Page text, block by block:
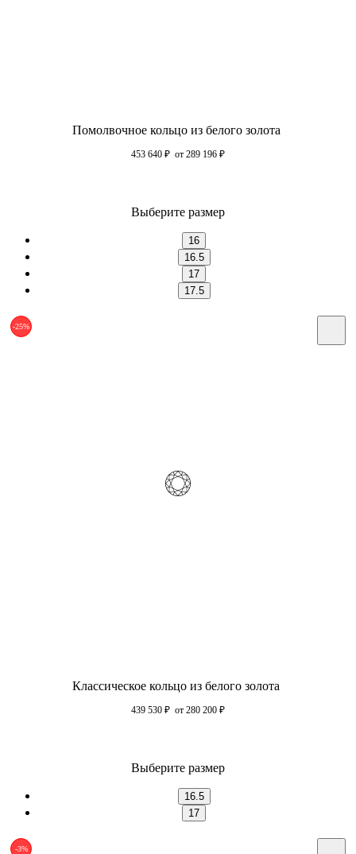
Помолвочное кольцо из белого золота
453 640 ₽ от 289 196 ₽
Выберите размер
16
16.5
17
17.5
-25%
Классическое кольцо из белого золота
439 530 ₽ от 280 200 ₽
Выберите размер
16.5
17
-3%